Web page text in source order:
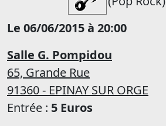
Le 06/06/2015 à 20:00
Salle G. Pompidou
65, Grande Rue
91360 - EPINAY SUR ORGE
Entrée : 5 Euros